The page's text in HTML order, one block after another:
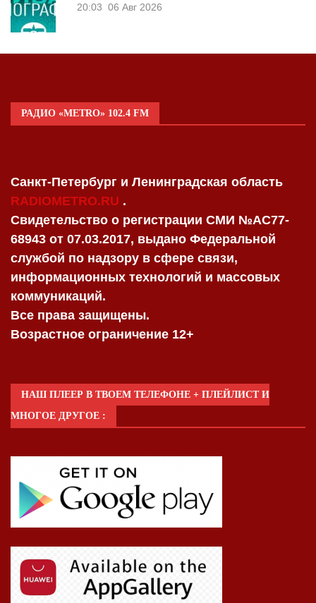
20:03 06 Авг 2026
РАДИО «METRO» 102.4 FM
Санкт-Петербург и Ленинградская область
RADIOMETRO.RU .
Свидетельство о регистрации СМИ №AC77-
68943 от 07.03.2017, выдано Федеральной
службой по надзору в сфере связи,
информационных технологий и массовых
коммуникаций.
Все права защищены.
Возрастное ограничение 12+
НАШ ПЛЕЕР В ТВОЕМ ТЕЛЕФОНЕ + ПЛЕЙЛИСТ И
МНОГОЕ ДРУГОЕ :